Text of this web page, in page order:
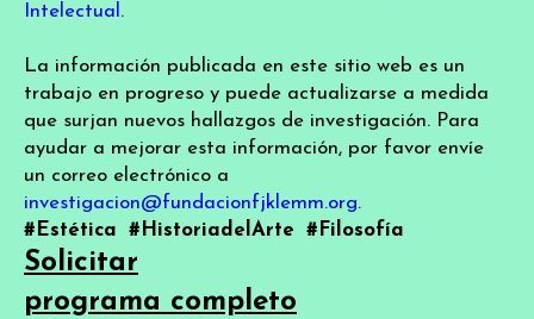
Intelectual .
La información publicada en este sitio web es un
trabajo en progreso y puede actualizarse a medida
que surjan nuevos hallazgos de investigación. Para
ayudar a mejorar esta información, por favor envíe
un correo electrónico a
investigacion@fundacionfjklemm.org.
#Estética
#HistoriadelArte #Filosofía
Solicitar
programa completo